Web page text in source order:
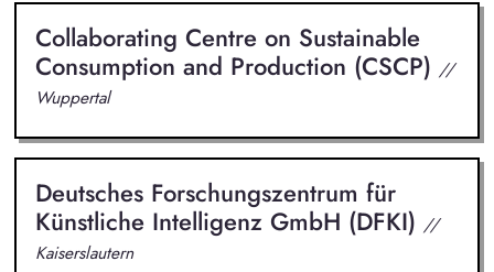
Collaborating Centre on Sustainable
Consumption and Production (CSCP) //
Wuppertal
Deutsches Forschungszentrum für
Künstliche Intelligenz GmbH (DFKI) //
Kaiserslautern